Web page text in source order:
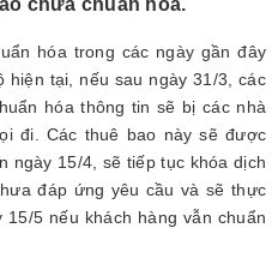
chưa chuẩn hóa.
hóa trong các ngày gần đây
hiện tại, nếu sau ngày 31/3, các
hóa thông tin sẽ bị các nhà
đi. Các thuê bao này sẽ được
ngày 15/4, sẽ tiếp tục khóa dịch
đáp ứng yêu cầu và sẽ thực
5 nếu khách hàng vẫn chuẩn